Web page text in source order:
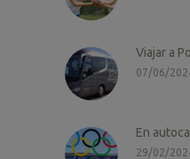
Viajar a
07/06/
En
29/02/